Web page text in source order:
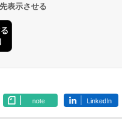
表示させる
note LinkedIn